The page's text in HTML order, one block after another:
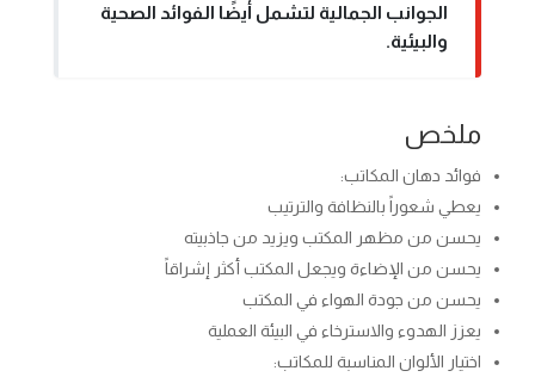
الجوانب الجمالية لتشمل أيضًا الفوائد الصحية
والبيئية.
ملخص
فوائد دهان المكاتب:
يعطي شعوراً بالنظافة والترتيب
يحسن من مظهر المكتب ويزيد من جاذبيته
يحسن من الإضاءة ويجعل المكتب أكثر إشراقاً
يحسن من جودة الهواء في المكتب
يعزز الهدوء والاسترخاء في البيئة العملية
اختيار الألوان المناسبة للمكاتب: